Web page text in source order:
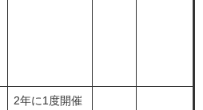
2年に1度開催